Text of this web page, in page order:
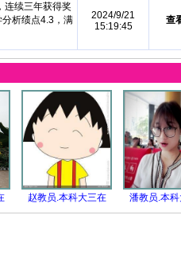
连续三年获得奖
析绩点4.3，满
2024/9/21
15:19:45
查
赵教员.本科大三在 潘教员.本